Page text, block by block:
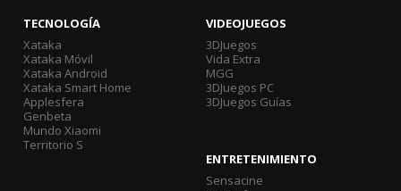
TECNOLOGÍA
Xataka
Xataka Móvil
Xataka Android
Xataka Smart Home
Applesfera
Genbeta
Mundo Xiaomi
Territorio S
VIDEOJUEGOS
3DJuegos
Vida Extra
MGG
3DJuegos PC
3DJuegos Guías
ENTRETENIMIENTO
Sensacine